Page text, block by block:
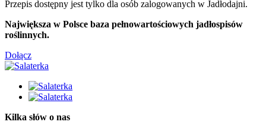
Przepis dostępny jest tylko dla osób zalogowanych w Jadłodajni.
Największa w Polsce baza pełnowartościowych jadłospisów
roślinnych.
Dołącz
Kilka słów o nas